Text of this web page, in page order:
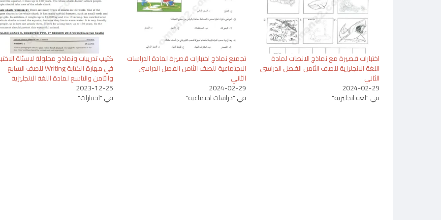
اختبارات قصيرة مع نماذج الانصات لمادة
اللغة الانجليزية للصف الثامن الفصل الدراسي
الثاني
2024-02-29
في "لغة انجليزية"
تجميع نماذج اختبارات قصيرة لمادة الدراسات
الاجتماعية للصف الثامن الفصل الدراسي
الثاني
2024-02-29
في "دراسات اجتماعية"
كتيب تدريبات ونماذج محلولة لاسئلة
في مهارة الكتابة Writing للصف السابع
والثامن والتاسع لمادة اللغة الانجليزية
2023-12-25
في "اختبارات"